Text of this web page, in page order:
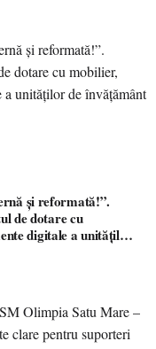
și reformată!”.
de dotare cu
digitale a unităților